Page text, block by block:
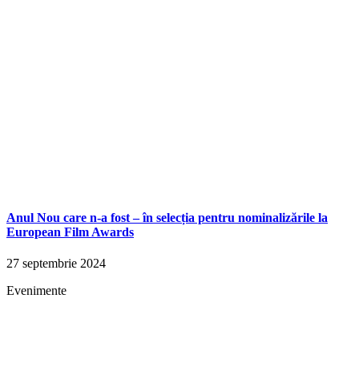
Anul Nou care n-a fost – în selecția pentru nominalizările la
European Film Awards
27 septembrie 2024
Evenimente